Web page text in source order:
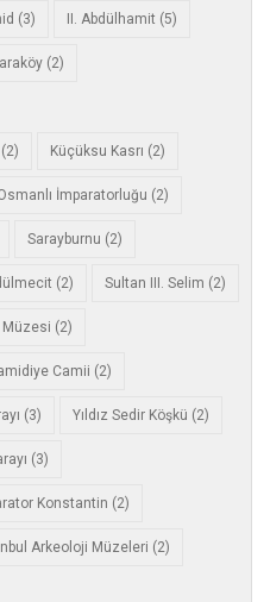
(3) II. Abdülhamit (5)
(2)
(2) Küçüksu Kasrı (2)
İmparatorluğu (2)
Sarayburnu (2)
(2) Sultan III. Selim (2)
Müzesi (2)
Camii (2)
(3) Yıldız Sedir Köşkü (2)
(3)
Konstantin (2)
Arkeoloji Müzeleri (2)